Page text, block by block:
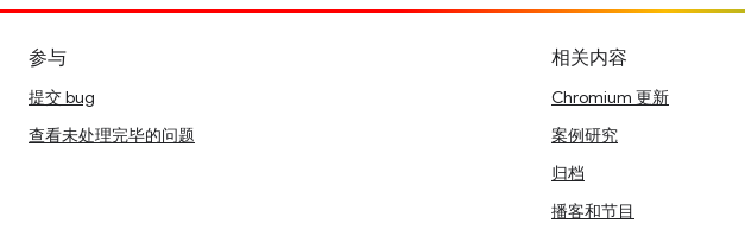
参与
提交 bug
查看未处理完毕的问题
相关内容
Chromium 更新
案例研究
归档
播客和节目